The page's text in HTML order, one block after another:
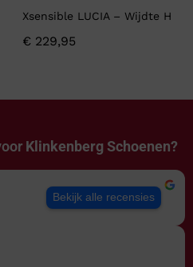
Xsensible LUCIA – Wijdte H
€ 229,95
Klinkenberg Schoenen?
Bekijk alle recensies